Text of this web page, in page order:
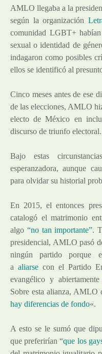
AMLO llegaba a la
según la organización
comunidad LGBT+
sexual o identidad de
indagaron como posibles
ellos se identificó al
Cinco meses antes de ese
de las elecciones, AMLO
electo de México en
discurso de triunfo electoral.
Bajo estas
esperanzadora, aunque
para olvidar su historial
En 2015, el entonces
catalogó el matrimonio
algo “no tan importante”.
presidencial, AMLO pasó
ningún partido porque
a aliarse con el Partido
evangélico y abiertamente
Sobre esta alianza, AMLO
hay diferencias de fondo«.
A esto se le sumó que
que preferirían “que los